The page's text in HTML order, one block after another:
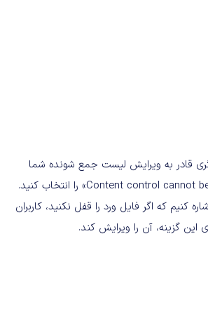
قادر به ویرایش لیست جمع شونده شما
باشد، گزینه «Content control cannot be deleted» را انتخاب کنید.
کنیم که اگر فایل ورد را قفل نکنید، کاربران
این گزینه، آن را ویرایش کند.